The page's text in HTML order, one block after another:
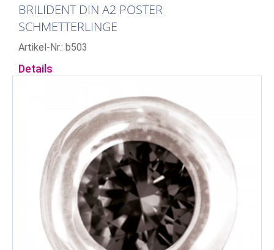
BRILIDENT DIN A2 POSTER
SCHMETTERLINGE
Artikel-Nr.: b503
Details